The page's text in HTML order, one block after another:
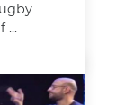
...